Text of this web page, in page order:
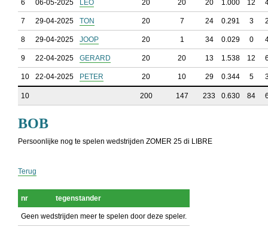
6 06-05-2025 LEO 20 20 20 1.000 12
7 29-04-2025 TON 20 7 24 0.291 3
8 29-04-2025 JOOP 20 1 34 0.029 0
9 22-04-2025 GERARD 20 20 13 1.538 12
10 22-04-2025 PETER 20 10 29 0.344 5
10 200 147 233 0.630 84
BOB
Persoonlijke nog te spelen wedstrijden ZOMER 25 di LIBRE
Terug
nr tegenstander
Geen wedstrijden meer te spelen door deze speler.